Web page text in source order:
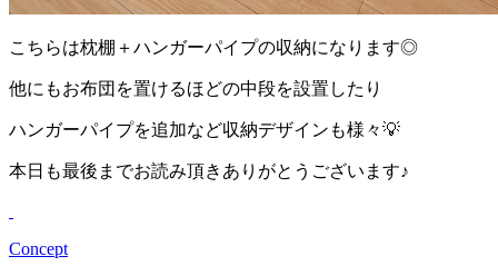
こちらは枕棚＋ハンガーパイプの収納になります◎
他にもお布団を置けるほどの中段を設置したり
ハンガーパイプを追加など収納デザインも様々💡
本日も最後までお読み頂きありがとうございます♪
Concept